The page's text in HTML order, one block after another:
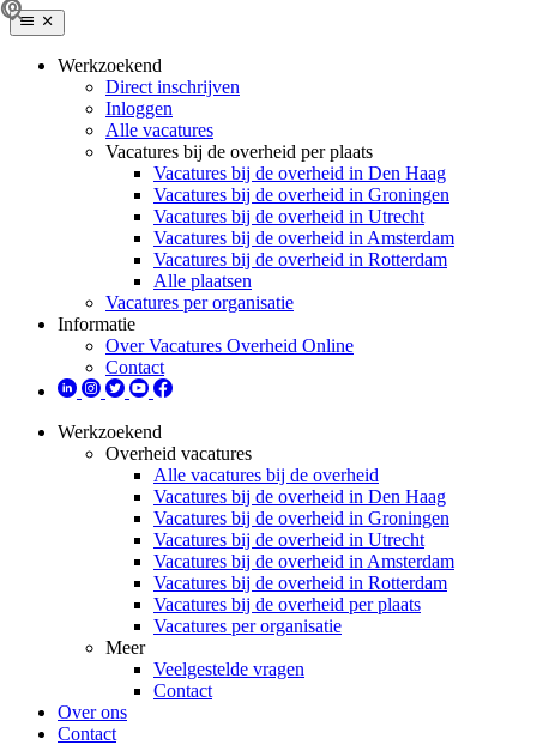
Werkzoekend
Direct inschrijven
Inloggen
Alle vacatures
Vacatures bij de overheid per plaats
Vacatures bij de overheid in Den Haag
Vacatures bij de overheid in Groningen
Vacatures bij de overheid in Utrecht
Vacatures bij de overheid in Amsterdam
Vacatures bij de overheid in Rotterdam
Alle plaatsen
Vacatures per organisatie
Informatie
Over Vacatures Overheid Online
Contact
Werkzoekend
Overheid vacatures
Alle vacatures bij de overheid
Vacatures bij de overheid in Den Haag
Vacatures bij de overheid in Groningen
Vacatures bij de overheid in Utrecht
Vacatures bij de overheid in Amsterdam
Vacatures bij de overheid in Rotterdam
Vacatures bij de overheid per plaats
Vacatures per organisatie
Meer
Veelgestelde vragen
Contact
Over ons
Contact